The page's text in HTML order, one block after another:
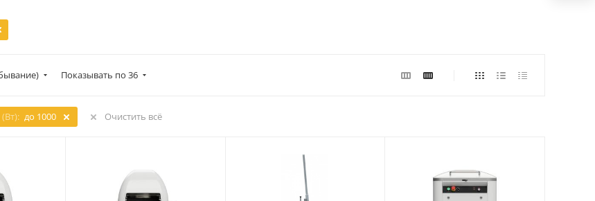
Показывать по 36
до 1000 Очистить всё